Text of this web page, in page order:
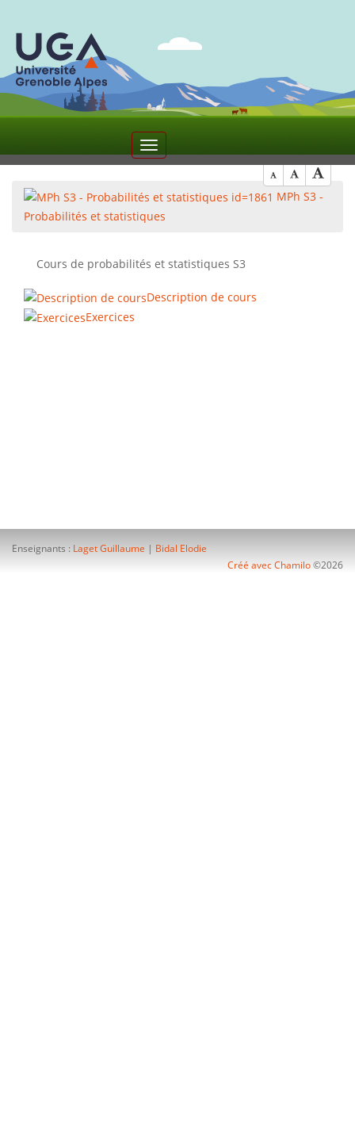
Toggle
navigation
MPh S3 -
Probabilités et statistiques
Cours de probabilités et statistiques S3
Description de cours
Exercices
Enseignants : Laget Guillaume | Bidal Elodie
Créé avec Chamilo©2026